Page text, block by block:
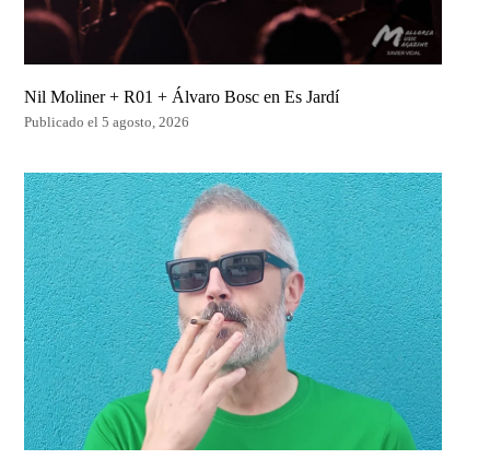
Nil Moliner + R01 + Álvaro Bosc en Es Jardí
Publicado el 5 agosto, 2026